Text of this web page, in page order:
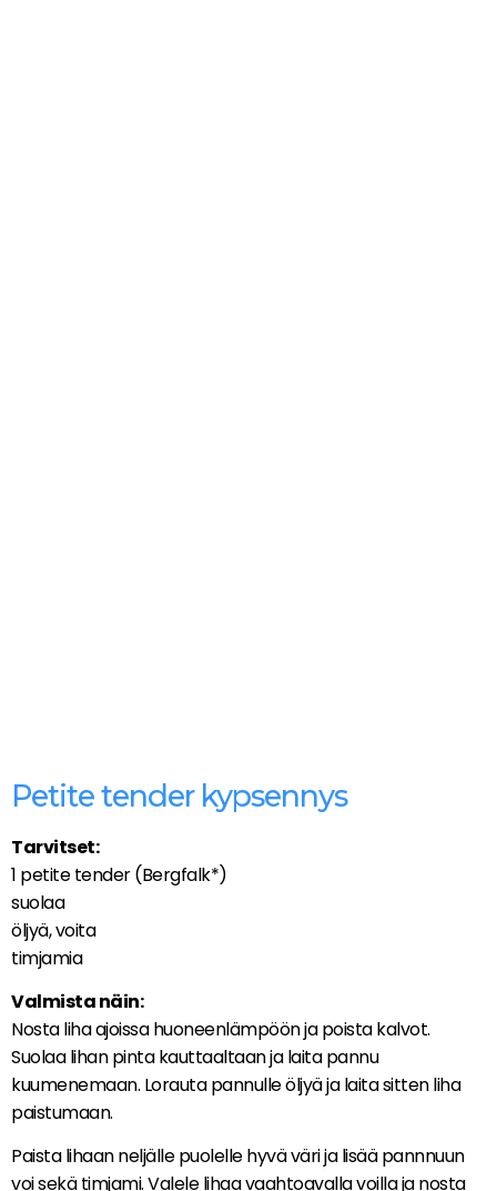
Petite tender kypsennys
Tarvitset:
1 petite tender (Bergfalk*)
suolaa
öljyä, voita
timjamia
Valmista näin:
Nosta liha ajoissa huoneenlämpöön ja poista kalvot.
Suolaa lihan pinta kauttaaltaan ja laita pannu
kuumenemaan. Lorauta pannulle öljyä ja laita sitten liha
paistumaan.
Paista lihaan neljälle puolelle hyvä väri ja lisää pannnuun
voi sekä timjami. Valele lihaa vaahtoavalla voilla ja nosta